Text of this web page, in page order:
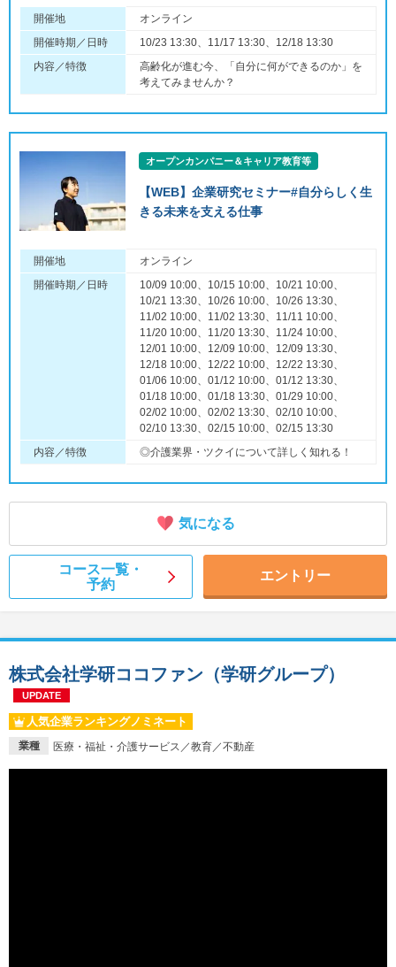
開催地
オンライン
開催時期／日時
10/23 13:30、11/17 13:30、12/18 13:30
内容／特徴
高齢化が進む今、「自分に何ができるのか」を
考えてみませんか？
オープンカンパニー＆キャリア教育等
【WEB】企業研究セミナー#自分らしく生
きる未来を支える仕事
開催地
オンライン
開催時期／日時
10/09 10:00、10/15 10:00、10/21 10:00、
10/21 13:30、10/26 10:00、10/26 13:30、
11/02 10:00、11/02 13:30、11/11 10:00、
11/20 10:00、11/20 13:30、11/24 10:00、
12/01 10:00、12/09 10:00、12/09 13:30、
12/18 10:00、12/22 10:00、12/22 13:30、
01/06 10:00、01/12 10:00、01/12 13:30、
01/18 10:00、01/18 13:30、01/29 10:00、
02/02 10:00、02/02 13:30、02/10 10:00、
02/10 13:30、02/15 10:00、02/15 13:30
内容／特徴
◎介護業界・ツクイについて詳しく知れる！
気になる
コース一覧・
予約
エントリー
業種 医療・福祉・介護サービス／教育／不動産
株式会社学研ココファン（学研グループ）
UPDATE
人気企業ランキングノミネート